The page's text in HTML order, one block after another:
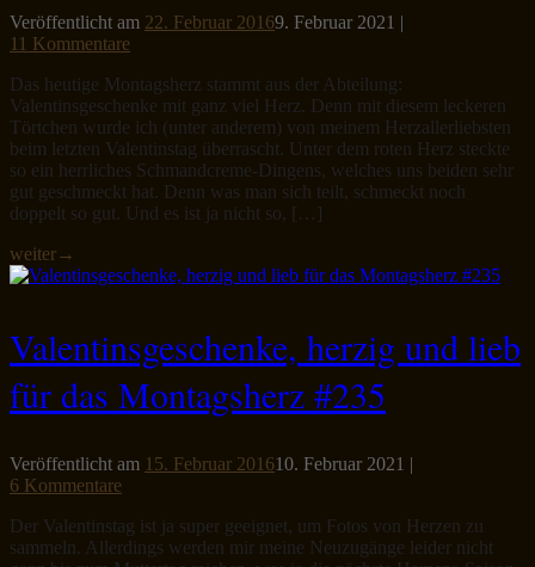
Veröffentlicht am 22. Februar 20169. Februar 2021 |
11 Kommentare
Das heutige Montagsherz stammt aus der Abteilung:
Valentinsgeschenke mit ganz viel Herz. Denn mit diesem leckeren
Törtchen wurde ich (unter anderem) von meinem Herzallerliebsten
beim letzten Valentinstag überrascht. Unter dem roten Herz steckte
so ein herrliches Schmandcreme-Dingens, welches uns beiden sehr
gut geschmeckt hat. Denn was man sich teilt, schmeckt noch
doppelt so gut. Und es ist ja nicht so, […]
weiter→
Valentinsgeschenke, herzig und lieb
für das Montagsherz #235
Veröffentlicht am 15. Februar 201610. Februar 2021 |
6 Kommentare
Der Valentinstag ist ja super geeignet, um Fotos von Herzen zu
sammeln. Allerdings werden mir meine Neuzugänge leider nicht